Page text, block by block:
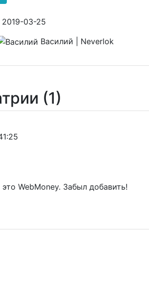
2019-03-25
Василий | Neverlok
(1)
это WebMoney. Забыл добавить!